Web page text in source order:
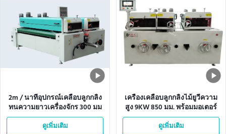
2m / นาทีอุปกรณ์เคลือบลูกกลิ้ง
ทนความยาวเครื่องจักร 300 มม
ดูเพิ่มเติม
เครื่องเคลือบลูกกลิ้งไม้ยูวีความ
สูง 9KW 850 มม. พร้อมมอเตอร์
ดูเพิ่มเติม